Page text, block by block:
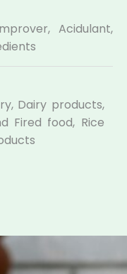
Acidulant,
Dairy products,
Fired food, Rice